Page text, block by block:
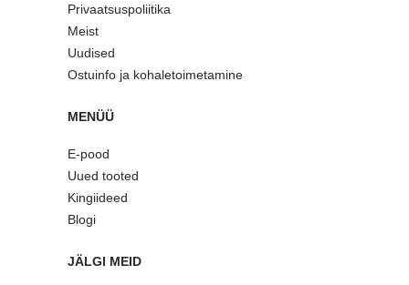
Privaatsuspoliitika
Meist
Uudised
Ostuinfo ja kohaletoimetamine
MENÜÜ
E-pood
Uued tooted
Kingiideed
Blogi
JÄLGI MEID